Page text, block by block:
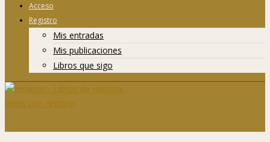
Acceso
Registro
Mis entradas
Mis publicaciones
Libros que sigo